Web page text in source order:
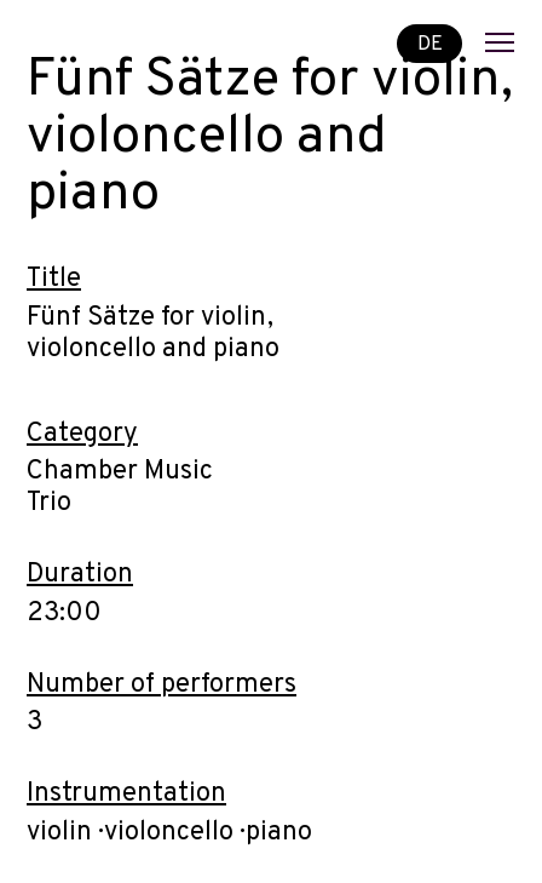
DE
Fünf Sätze for violin,
violoncello and
piano
Title
Fünf Sätze for violin,
violoncello and piano
Category
Chamber Music
Trio
Duration
23:00
Number of performers
3
Instrumentation
violin · violoncello · piano